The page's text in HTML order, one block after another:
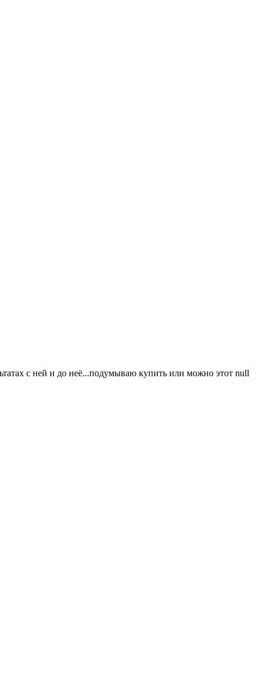
с ней и до неё...подумываю купить или можно этот null